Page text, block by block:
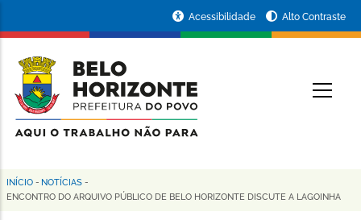
conteúdo
principal
da
Prefeitura
de
Horizonte
Acessibilidade Alto Contraste
Trilha
INÍCIO - NOTÍCIAS -
ENCONTRO DO ARQUIVO PÚBLICO DE BELO HORIZONTE DISCUTE A LAGOINHA